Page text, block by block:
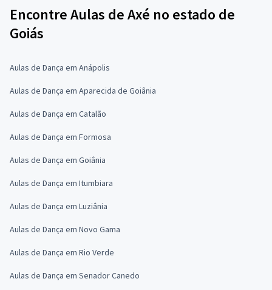
Encontre Aulas de Axé no estado de
Goiás
Aulas de Dança em Anápolis
Aulas de Dança em Aparecida de Goiânia
Aulas de Dança em Catalão
Aulas de Dança em Formosa
Aulas de Dança em Goiânia
Aulas de Dança em Itumbiara
Aulas de Dança em Luziânia
Aulas de Dança em Novo Gama
Aulas de Dança em Rio Verde
Aulas de Dança em Senador Canedo